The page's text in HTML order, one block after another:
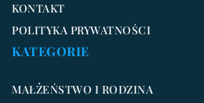
KONTAKT
POLITYKA PRYWATNOŚCI
KATEGORIE
MAŁŻEŃSTWO I RODZINA